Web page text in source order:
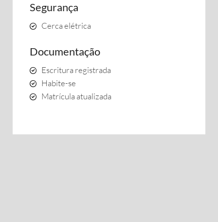
Segurança
Cerca elétrica
Documentação
Escritura registrada
Habite-se
Matrícula atualizada